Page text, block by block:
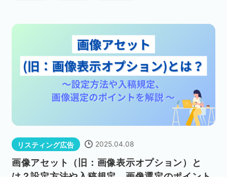
リスティング広告 2025.04.08
画像アセット（旧：画像表示オプション）と